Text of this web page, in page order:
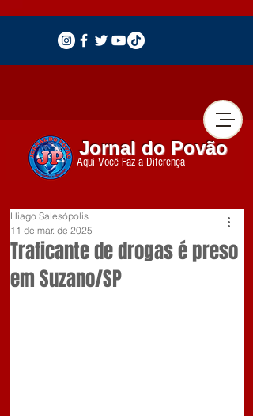
Jornal do Povão
Aqui Você Faz a Diferença
Traficante de drogas é preso
em Suzano/SP
Hiago Salesópolis
11 de mar. de 2025